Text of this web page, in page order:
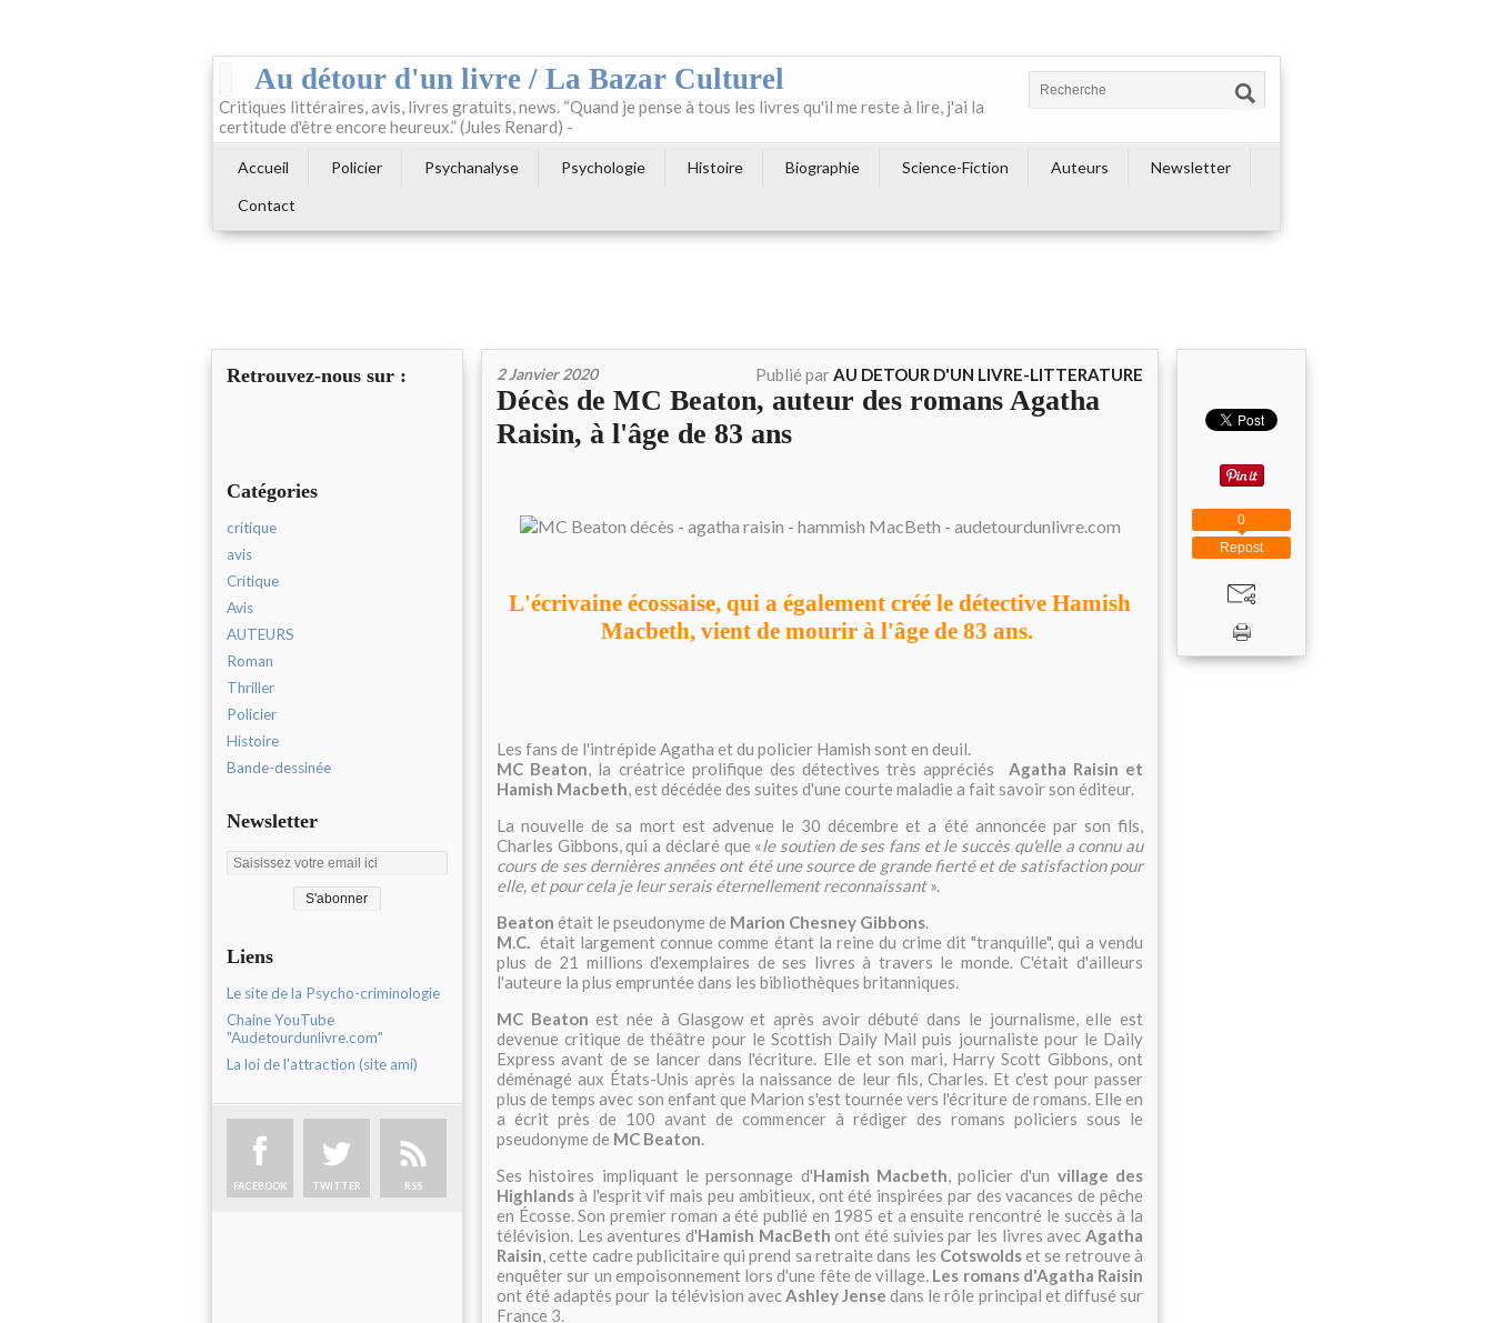
Au détour d'un livre / La Bazar Culturel
Critiques littéraires, avis, livres gratuits, news. “Quand je pense à tous les livres qu'il me reste à lire, j'ai la
certitude d'être encore heureux.” (Jules Renard) -
Accueil Policier Psychanalyse Psychologie Histoire Biographie Science-Fiction Auteurs
Newsletter
Contact
Retrouvez-nous sur :
Catégories
critique
avis
Critique
Avis
AUTEURS
Roman
Thriller
Policier
Histoire
Bande-dessinée
Newsletter
Liens
Le site de la Psycho-criminologie
Chaine YouTube
"Audetourdunlivre.com"
La loi de l'attraction (site ami)
FACEBOOK TWITTER RSS
2 Janvier 2020 Publié parAU DETOUR D'UN LIVRE-LITTERATURE
Décès de MC Beaton, auteur des romans Agatha
Raisin, à l'âge de 83 ans
L'écrivaine écossaise, qui a également créé le détective Hamish
Macbeth, vient de mourir à l'âge de 83 ans.
Les fans de l'intrépide Agatha et du policier Hamish sont en deuil.
MC Beaton, la créatrice prolifique des détectives très appréciés Agatha Raisin et
Hamish Macbeth, est décédée des suites d'une courte maladie a fait savoir son éditeur.
La nouvelle de sa mort est advenue le 30 décembre et a été annoncée par son fils,
Charles Gibbons, qui a déclaré que «le soutien de ses fans et le succès qu'elle a connu au
cours de ses dernières années ont été une source de grande fierté et de satisfaction pour
elle, et pour cela je leur serais éternellement reconnaissant».
Beaton était le pseudonyme de Marion Chesney Gibbons.
M.C. était largement connue comme étant la reine du crime dit "tranquille", qui a vendu
plus de 21 millions d'exemplaires de ses livres à travers le monde. C'était d'ailleurs
l'auteure la plus empruntée dans les bibliothèques britanniques.
MC Beaton est née à Glasgow et après avoir débuté dans le journalisme, elle est
devenue critique de théâtre pour le Scottish Daily Mail puis journaliste pour le Daily
Express avant de se lancer dans l'écriture. Elle et son mari, Harry Scott Gibbons, ont
déménagé aux États-Unis après la naissance de leur fils, Charles. Et c'est pour passer
plus de temps avec son enfant que Marion s'est tournée vers l'écriture de romans. Elle en
a écrit près de 100 avant de commencer à rédiger des romans policiers sous le
pseudonyme de MC Beaton.
Ses histoires impliquant le personnage d'Hamish Macbeth, policier d'un village des
Highlands à l'esprit vif mais peu ambitieux, ont été inspirées par des vacances de pêche
en Écosse. Son premier roman a été publié en 1985 et a ensuite rencontré le succès à la
télévision. Les aventures d'Hamish MacBeth ont été suivies par les livres avecAgatha
Raisin, cette cadre publicitaire qui prend sa retraite dans les Cotswoldset se retrouve à
enquêter sur un empoisonnement lors d'une fête de village. Les romans d'Agatha Raisin
ont été adaptés pour la télévision avecAshley Jense dans le rôle principal et diffusé sur
France 3.
Repost
0